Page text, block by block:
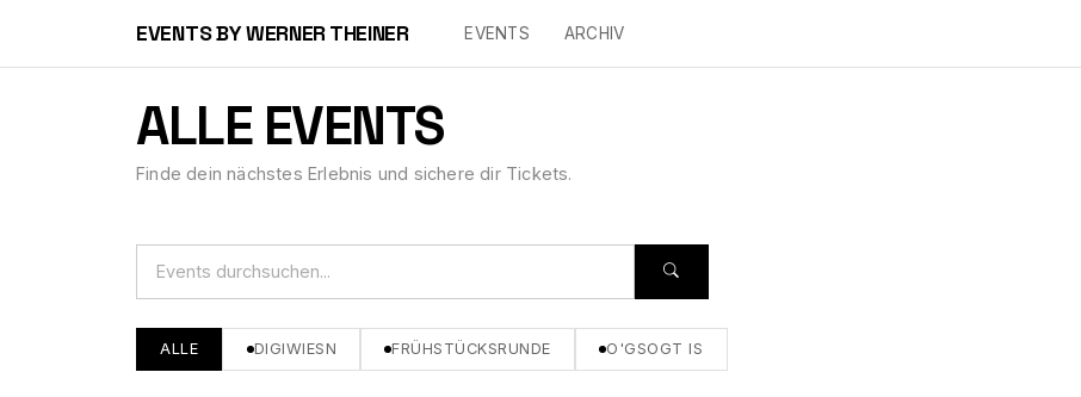
EVENTS BY WERNER THEINER EVENTS ARCHIV
ALLE EVENTS
Finde dein nächstes Erlebnis und sichere dir Tickets.
ALLE DIGIWIESN FRÜHSTÜCKSRUNDE O'GSOGT IS